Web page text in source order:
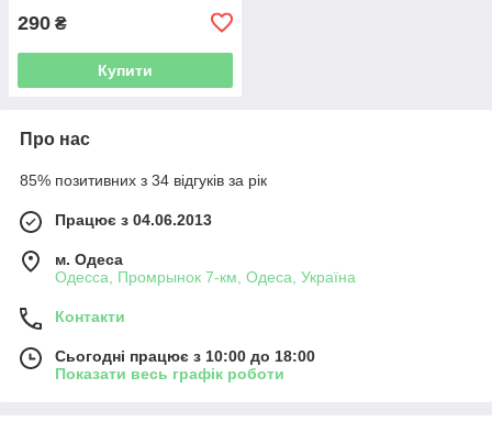
290 ₴
Купити
Про нас
85% позитивних з 34 відгуків за рік
Працює з 04.06.2013
м. Одеса
Одесса, Промрынок 7-км, Одеса, Україна
Контакти
Сьогодні працює з 10:00 до 18:00
Показати весь графік роботи